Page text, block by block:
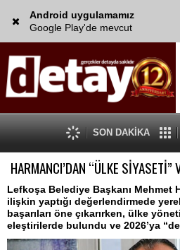
Android uygulamamız
Google Play'de mevcut
SON DAKİKA
HARMANCI’DAN “ÜLKE
Lefkoşa Belediye Başkanı Mehmet
ilişkin yaptığı değerlendirmede
başarıları öne çıkarırken, ülke
eleştirilerde bulundu ve 2026’ya